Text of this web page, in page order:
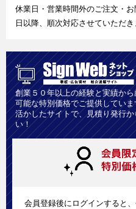
休業日・営業時間外のご注文・
日以降、順次対応させていただき
創業５０年以上の経験と実績か
可能な特別価格でご提供してい
活かしたサイトで、見積り発行
い！
会員登録後にログインすると